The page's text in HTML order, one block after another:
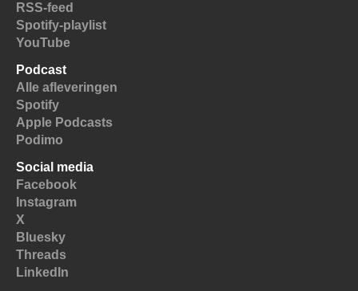
RSS-feed
Spotify-playlist
YouTube
Podcast
Alle afleveringen
Spotify
Apple Podcasts
Podimo
Social media
Facebook
Instagram
X
Bluesky
Threads
LinkedIn